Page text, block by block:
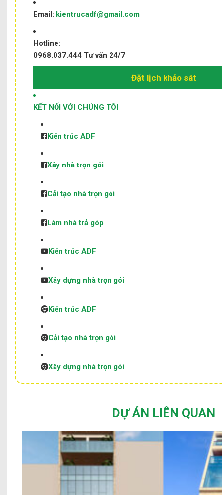
Email: kientrucadf@gmail.com
Hotline:
0968.037.444 Tư vấn 24/7
Đặt lịch khảo sát
KẾT NỐI VỚI CHÚNG TÔI
Kiến trúc ADF
Xây nhà trọn gói
Cải tạo nhà trọn gói
Làm nhà trả góp
Kiến trúc ADF
Xây dựng nhà trọn gói
Kiến trúc ADF
Cải tạo nhà trọn gói
Xây dựng nhà trọn gói
DỰ ÁN LIÊN QUAN